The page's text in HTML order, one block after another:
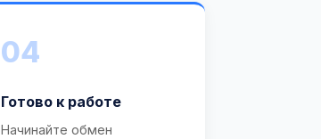
04
Готово к работе
Начинайте обмен